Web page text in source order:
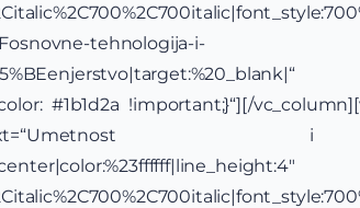
tehnologija-i-
#1b1d2a !important;}“][/